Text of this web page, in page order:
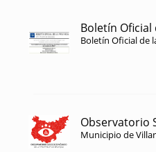
Boletín Oficial
Boletín Oficial de
Observatorio
Municipio de